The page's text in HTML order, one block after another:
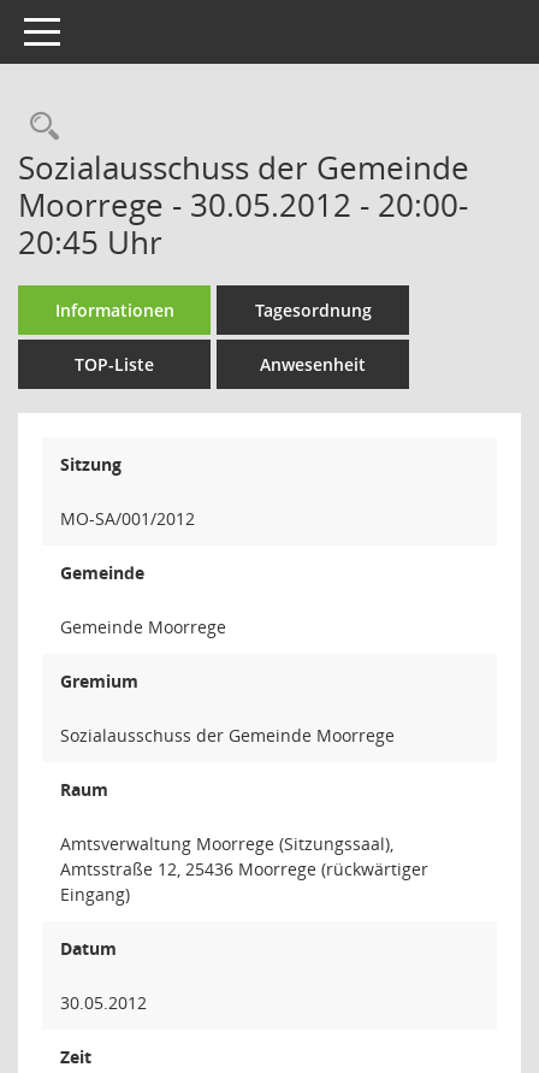
Toggle navigation
Rechercheauswahl
Sozialausschuss der Gemeinde
Moorrege - 30.05.2012 - 20:00-
20:45 Uhr
Informationen Tagesordnung
TOP-Liste Anwesenheit
Sitzung
MO-SA/001/2012
Gemeinde
Gemeinde Moorrege
Gremium
Sozialausschuss der Gemeinde Moorrege
Raum
Amtsverwaltung Moorrege (Sitzungssaal),
Amtsstraße 12, 25436 Moorrege (rückwärtiger
Eingang)
Datum
30.05.2012
Zeit